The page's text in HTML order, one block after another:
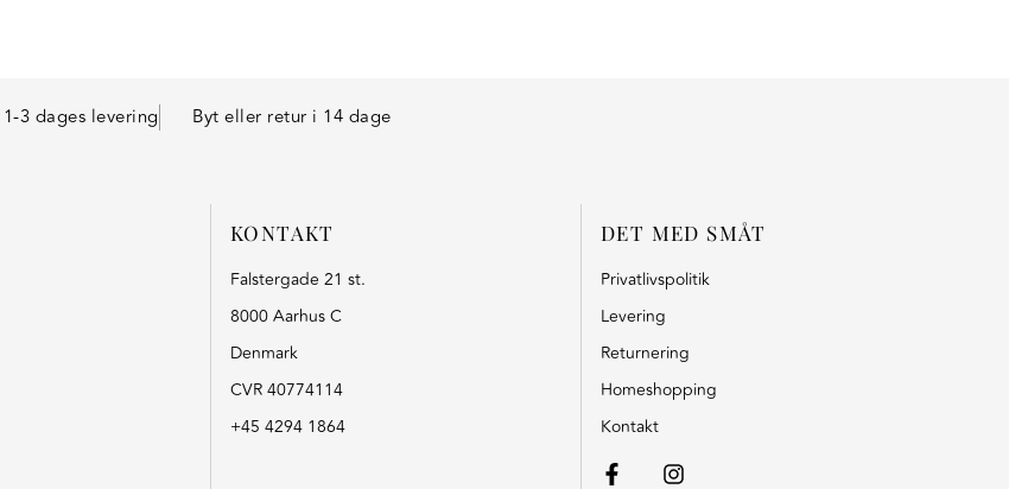
1-3 dages levering Byt eller retur i 14 dage
KONTAKT
Falstergade 21 st.
8000 Aarhus C
Denmark
CVR 40774114
+45 4294 1864
DET MED SMÅT
Privatlivspolitik
Levering
Returnering
Homeshopping
Kontakt